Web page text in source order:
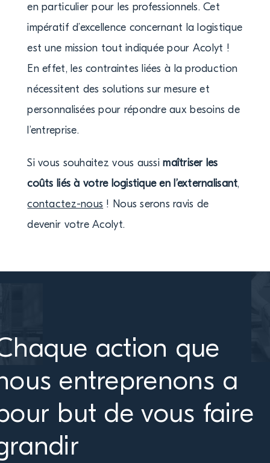
en particulier pour les professionnels. Cet
impératif d’excellence concernant la logistique
est une mission tout indiquée pour Acolyt !
En effet, les contraintes liées à la production
nécessitent des solutions sur mesure et
personnalisées pour répondre aux besoins de
l’entreprise.
Si vous souhaitez vous aussimaîtriser les
coûts liés à votre logistique en l’externalisant,
contactez-nous ! Nous serons ravis de
devenir votre Acolyt.
action que
entreprenons a
but de vous faire